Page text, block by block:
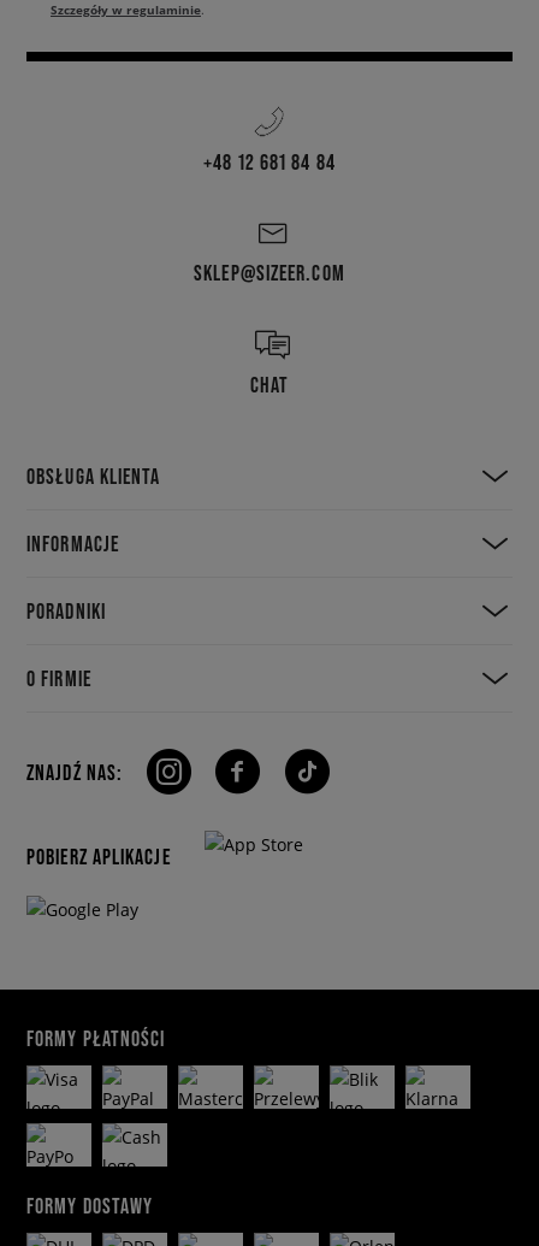
Szczegóły w regulaminie.
+48 12 681 84 84
SKLEP@SIZEER.COM
CHAT
OBSŁUGA KLIENTA
INFORMACJE
PORADNIKI
O FIRMIE
ZNAJDŹ NAS:
POBIERZ APLIKACJE
FORMY PŁATNOŚCI
FORMY DOSTAWY